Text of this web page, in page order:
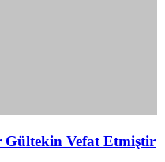
Gültekin Vefat Etmiştir